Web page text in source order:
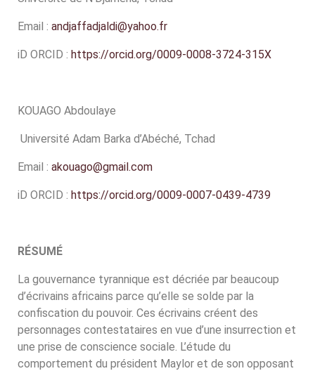
Email : andjaffadjaldi@yahoo.fr
iD ORCID : https://orcid.org/0009-0008-3724-315X
KOUAGO Abdoulaye
Université Adam Barka d’Abéché, Tchad
Email : akouago@gmail.com
iD ORCID : https://orcid.org/0009-0007-0439-4739
RÉSUMÉ
La gouvernance tyrannique est décriée par beaucoup
d’écrivains africains parce qu’elle se solde par la
confiscation du pouvoir. Ces écrivains créent des
personnages contestataires en vue d’une insurrection et
une prise de conscience sociale. L’étude du
comportement du président Maylor et de son opposant